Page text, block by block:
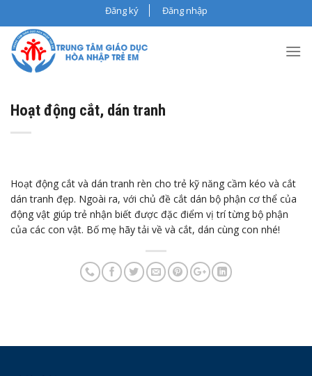
to
content
Đăng ký Đăng nhập
Hoạt động cắt, dán tranh
Hoạt động cắt và dán tranh rèn cho trẻ kỹ năng cầm kéo và cắt
dán tranh đẹp. Ngoài ra, với chủ đề cắt dán bộ phận cơ thể của
động vật giúp trẻ nhận biết được đặc điểm vị trí từng bộ phận
của các con vật. Bố mẹ hãy tải về và cắt, dán cùng con nhé!